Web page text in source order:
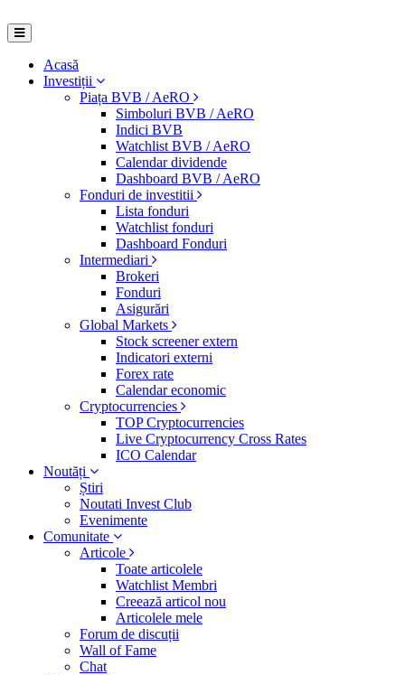
Acasă
Investiții
Piața BVB / AeRO
Simboluri BVB / AeRO
Indici BVB
Watchlist BVB / AeRO
Calendar dividende
Dashboard BVB / AeRO
Fonduri de investitii
Lista fonduri
Watchlist fonduri
Dashboard Fonduri
Intermediari
Brokeri
Fonduri
Asigurări
Global Markets
Stock screener extern
Indicatori externi
Forex rate
Calendar economic
Cryptocurrencies
TOP Cryptocurrencies
Live Cryptocurrency Cross Rates
ICO Calendar
Noutăți
Știri
Noutati Invest Club
Evenimente
Comunitate
Articole
Toate articolele
Watchlist Membri
Creează articol nou
Articolele mele
Forum de discuții
Wall of Fame
Chat